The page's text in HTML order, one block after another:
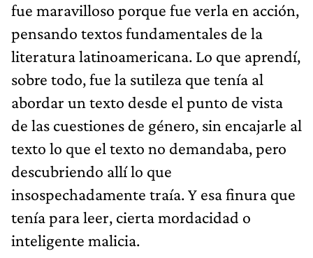
fue maravilloso porque fue verla en acción,
pensando textos fundamentales de la
literatura latinoamericana. Lo que aprendí,
sobre todo, fue la sutileza que tenía al
abordar un texto desde el punto de vista
de las cuestiones de género, sin encajarle al
texto lo que el texto no demandaba, pero
descubriendo allí lo que
insospechadamente traía. Y esa finura que
tenía para leer, cierta mordacidad o
inteligente malicia.